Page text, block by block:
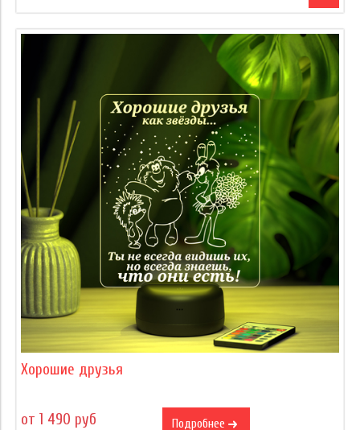
Хорошие друзья
от 1 490 руб Подробнее